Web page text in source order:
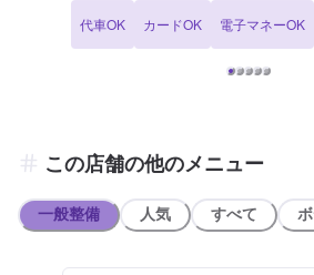
います。是非ご相談下さい。 ⚫︎当店では車輌の販売、買取、査定や自
動車保険代理店としての対応も行なっております！
が在籍】 ⚫︎当店には2級整備士1名が在
クラッチが滑るなど、メカニカルトラ
さいませ！
代車OK カードOK 電子マネーOK
この店舗の他のメニュー
一般整備 人気 すべて